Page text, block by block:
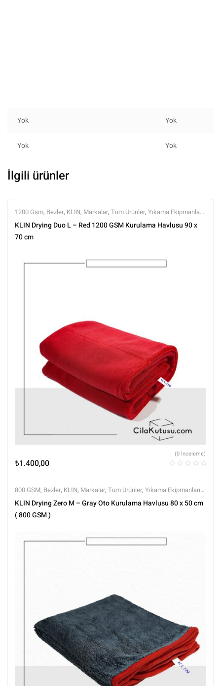
Yok Yok
Yok Yok
İlgili ürünler
1200 Gsm, Bezler, KLIN, Markalar, Tüm Ürünler, Yıkama Ekipmanları,
Yıkama Ürünleri
KLIN Drying Duo L – Red 1200 GSM Kurulama Havlusu 90 x
70 cm
₺1.400,00
(0 İnceleme)
800 GSM, Bezler, KLIN, Markalar, Tüm Ürünler, Yıkama Ekipmanları,
Yıkama Ürünleri
KLIN Drying Zero M – Gray Oto Kurulama Havlusu 80 x 50 cm
( 800 GSM )